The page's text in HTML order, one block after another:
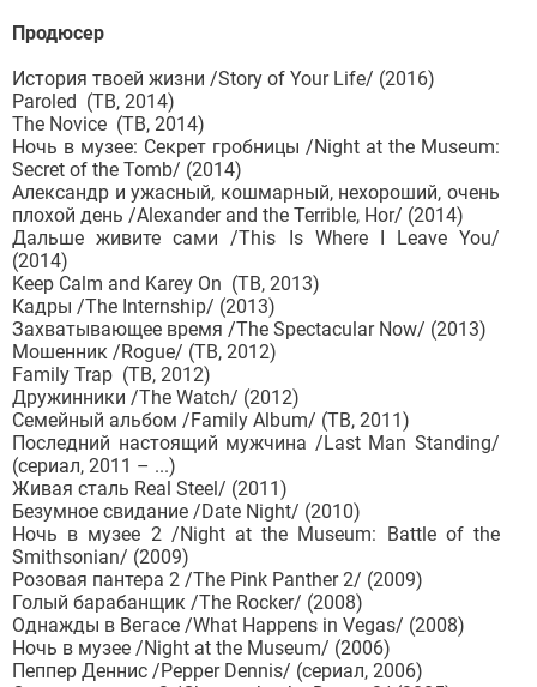
Продюсер
История твоей жизни /Story of Your Life/ (2016)
Paroled (ТВ, 2014)
The Novice (ТВ, 2014)
Ночь в музее: Секрет гробницы /Night at the Museum:
Secret of the Tomb/ (2014)
Александр и ужасный, кошмарный, нехороший, очень
плохой день /Alexander and the Terrible, Hor/ (2014)
Дальше живите сами /This Is Where I Leave You/
(2014)
Keep Calm and Karey On (ТВ, 2013)
Кадры /The Internship/ (2013)
Захватывающее время /The Spectacular Now/ (2013)
Мошенник /Rogue/ (ТВ, 2012)
Family Trap (ТВ, 2012)
Дружинники /The Watch/ (2012)
Семейный альбом /Family Album/ (ТВ, 2011)
Последний настоящий мужчина /Last Man Standing/
(сериал, 2011 – ...)
Живая сталь Real Steel/ (2011)
Безумное свидание /Date Night/ (2010)
Ночь в музее 2 /Night at the Museum: Battle of the
Smithsonian/ (2009)
Розовая пантера 2 /The Pink Panther 2/ (2009)
Голый барабанщик /The Rocker/ (2008)
Однажды в Вегасе /What Happens in Vegas/ (2008)
Ночь в музее /Night at the Museum/ (2006)
Пеппер Деннис /Pepper Dennis/ (сериал, 2006)